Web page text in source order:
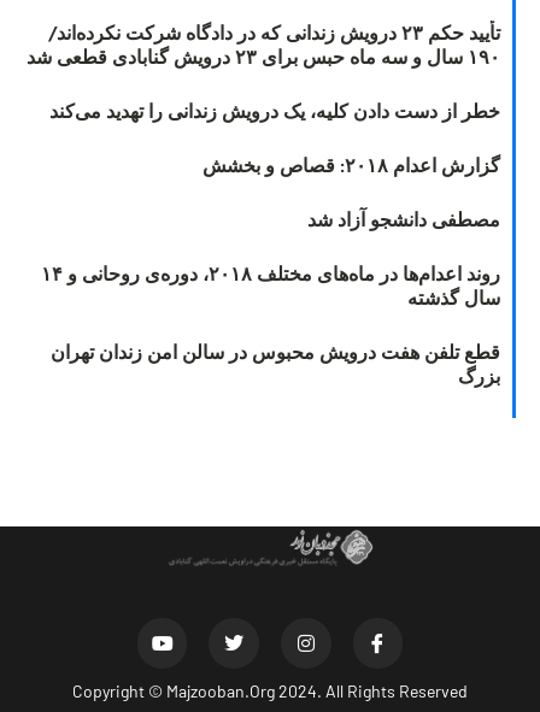
تأیید حکم ۲۳ درویش زندانی که در دادگاه شرکت نکرده‌اند/
۱۹۰ سال و سه ماه حبس برای ۲۳ درویش گنابادی قطعی شد
خطر از دست دادن کلیه، یک درویش زندانی را تهدید می‌کند
گزارش اعدام ۲۰۱۸: قصاص و بخشش
مصطفی دانشجو آزاد شد
روند اعدام‌ها در ماه‌های مختلف ۲۰۱۸، دوره‌ی روحانی و ۱۴
سال گذشته
قطع تلفن هفت درویش محبوس در سالن امن زندان تهران
بزرگ
Copyright © Majzooban.Org2024. All Rights Reserved